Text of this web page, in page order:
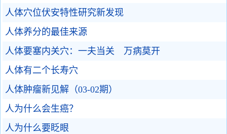
人体穴位伏安特性研究新发现
人体养分的最佳来源
人体要塞内关穴：一夫当关 万病莫开
人体有二个长寿穴
人体肿瘤新见解（03-02期）
人为什么会生癌？
人为什么要眨眼